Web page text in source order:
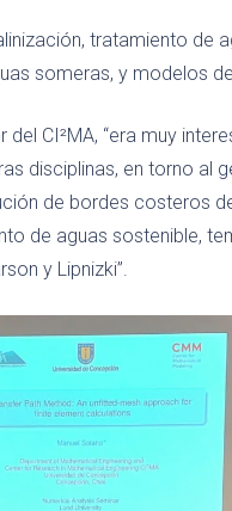
tratamiento de
someras, y modelos
CI²MA, “era muy
disciplinas, en torno al
de bordes costeros
de aguas sostenible,
y Lipnizki”.